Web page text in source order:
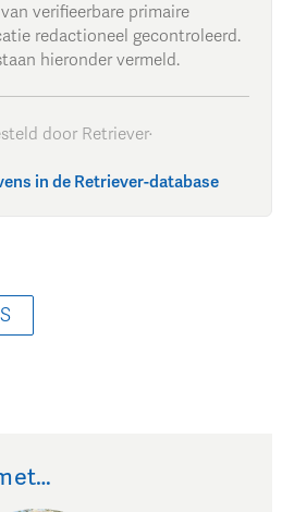
verifieerbare primaire
redactioneel gecontroleerd.
hieronder vermeld.
door Retriever·
in de Retriever-database